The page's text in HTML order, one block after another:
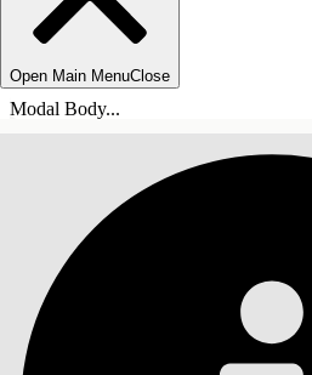
Open Main MenuClose
Modal Body...
SISÄLLYSLUETTELO